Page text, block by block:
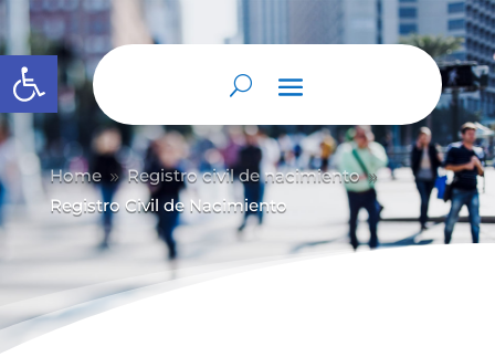
Abrir barra de herramientas
Home 9 Registro civil de nacimiento 9
Registro Civil de Nacimiento